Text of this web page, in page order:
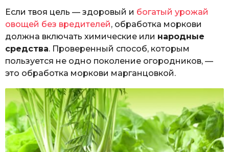
Если твоя цель — здоровый и богатый урожай
овощей без вредителей, обработка моркови
должна включать химические или народные
средства. Проверенный способ, которым
пользуется не одно поколение огородников, —
это обработка моркови марганцовкой.